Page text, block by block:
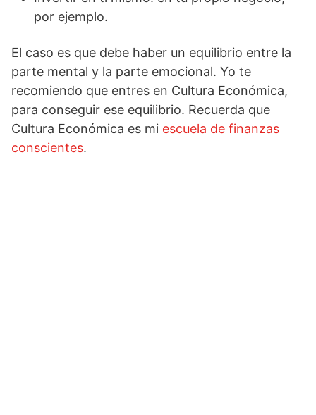
por ejemplo.
El caso es que debe haber un equilibrio entre la
parte mental y la parte emocional. Yo te
recomiendo que entres en Cultura Económica,
para conseguir ese equilibrio. Recuerda que
Cultura Económica es mi escuela de finanzas
conscientes.